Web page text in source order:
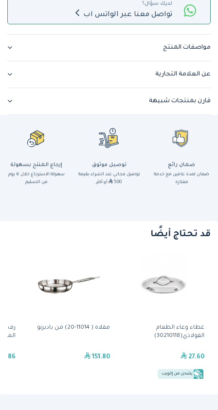
لديك سؤال؟
تواصل معنا عبر الواتس اب
مواصفات المنتج
عن العلامة التجارية
قارن بمنتجات شبيهة
ضمان رائع
ضمان لمدة عامين مع خدمة
ممتازة
توصيل موثوق
توصيل مجاني عند الشراء بقيمة
500
أو أكثر
إرجاع المنتج بسهولة
سهولة الاسترجاع خلال ١٤ يوم
من التسليم
قد تحتاج أيضًا
غطاء وعاء الطعام
الفولاذي(30210118)
27.60
يشحن من إكويب
مقلاة ( 11014-20) من باديرنو
151.80